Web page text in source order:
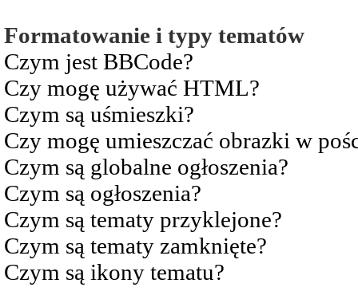
Formatowanie i typy tematów
Czym jest BBCode?
Czy mogę używać HTML?
Czym są uśmieszki?
Czy mogę umieszczać obrazki w
Czym są globalne ogłoszenia?
Czym są ogłoszenia?
Czym są tematy przyklejone?
Czym są tematy zamknięte?
Czym są ikony tematu?